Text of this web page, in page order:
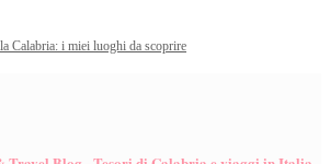
Calabria: i miei luoghi da scoprire